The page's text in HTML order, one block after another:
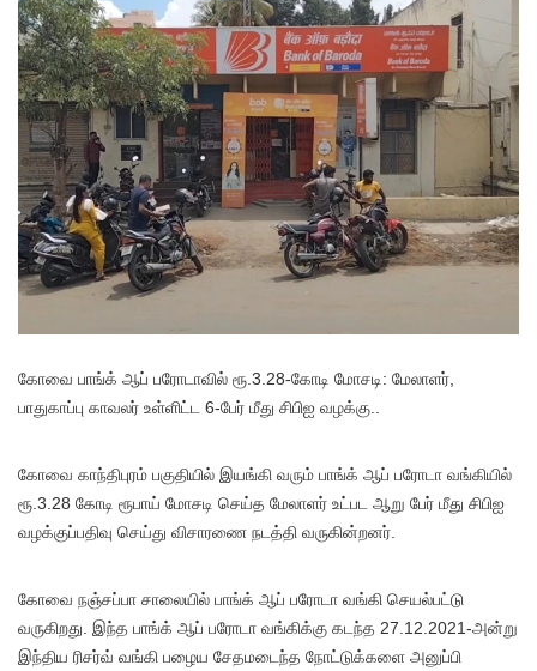
கோவை பாங்க் ஆப் பரோடாவில் ரூ.3.28-கோடி மோசடி: மேலாளர்,
பாதுகாப்பு காவலர் உள்ளிட்ட 6-பேர் மீது சிபிஐ வழக்கு..
கோவை காந்திபுரம் பகுதியில் இயங்கி வரும் பாங்க் ஆப் பரோடா வங்கியில்
ரூ.3.28 கோடி ரூபாய் மோசடி செய்த மேலாளர் உட்பட ஆறு பேர் மீது சிபிஐ
வழக்குப்பதிவு செய்து விசாரணை நடத்தி வருகின்றனர்.
கோவை நஞ்சப்பா சாலையில் பாங்க் ஆப் பரோடா வங்கி செயல்பட்டு
வருகிறது. இந்த பாங்க் ஆப் பரோடா வங்கிக்கு கடந்த 27.12.2021-அன்று
இந்திய ரிசர்வ் வங்கி பழைய சேதமடைந்த நோட்டுக்களை அனுப்பி